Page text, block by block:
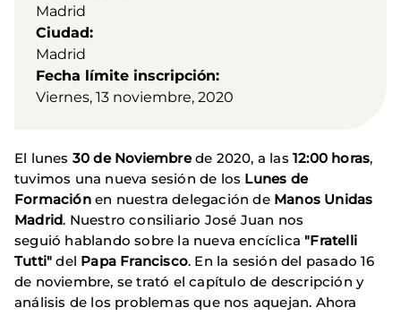
Madrid
Ciudad
Madrid
Fecha límite inscripción
Viernes, 13 noviembre, 2020
El lunes 30 de Noviembrede 2020, a las12:00 horas,
tuvimos una nueva sesión de los Lunes de
Formaciónen nuestra delegación de Manos Unidas
Madrid. Nuestro consiliario José Juan nos
seguió hablando sobre la nueva encíclica "Fratelli
Tutti" del Papa Francisco. En la sesión del pasado 16
de noviembre, se trató el capítulo de descripción y
análisis de los problemas que nos aquejan. Ahora